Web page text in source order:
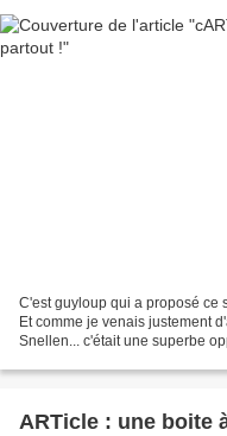
C'est guyloup qui a proposé ce
Et comme je venais justement
Snellen... c'était une superbe
ARTicle : une boite